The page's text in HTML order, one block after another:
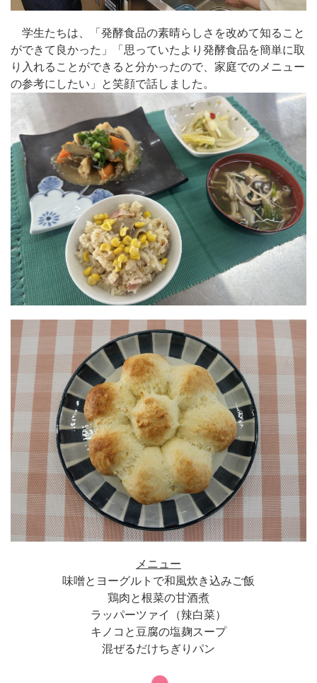
学生たちは、「発酵食品の素晴らしさを改めて知ること
ができて良かった」「思っていたより発酵食品を簡単に取
り入れることができると分かったので、家庭でのメニュー
の参考にしたい」と笑顔で話しました。
メニュー
味噌とヨーグルトで和風炊き込みご飯
鶏肉と根菜の甘酒煮
ラッパーツァイ（辣白菜）
キノコと豆腐の塩麹スープ
混ぜるだけちぎりパン